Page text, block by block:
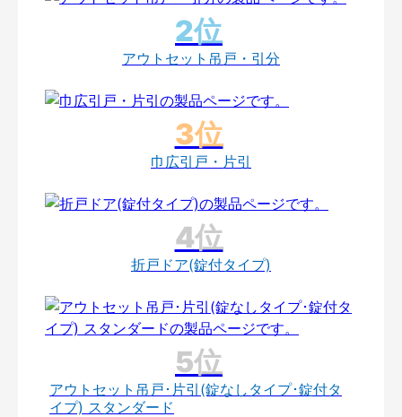
アウトセット吊戸・引分
巾広引戸・片引
折戸ドア(錠付タイプ)
アウトセット吊戸･片引(錠なしタイプ･錠付タ
イプ) スタンダード